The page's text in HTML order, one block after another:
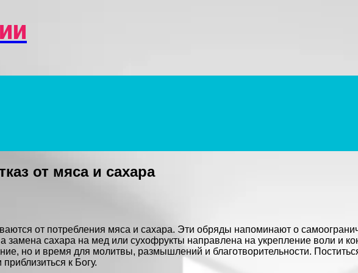
от мяса и сахара
от потребления мяса и сахара. Эти обряды напоминают о
замена сахара на мед или сухофрукты направлена на укрепление воли и
но и время для молитвы, размышлений и благотворительности.
к Богу.